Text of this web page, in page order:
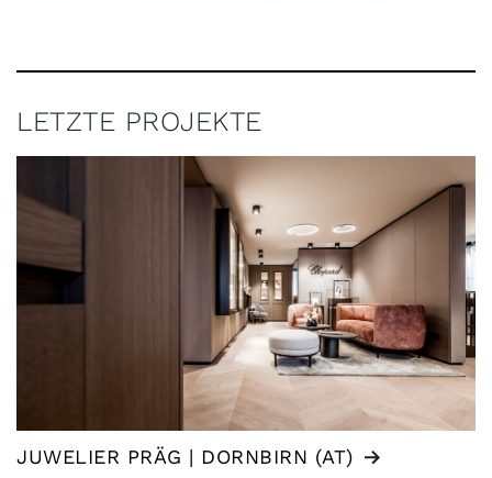
LETZTE PROJEKTE
JUWELIER PRÄG | DORNBIRN (AT)